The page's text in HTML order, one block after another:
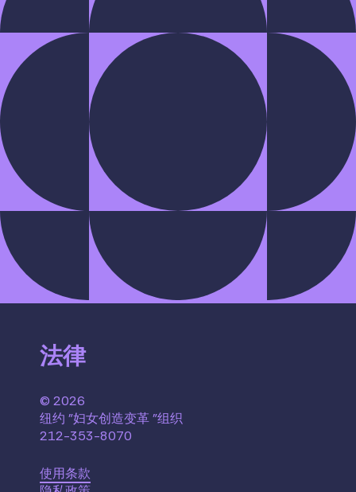
法律
© 2026
纽约 "妇女创造变革 "组织
212-353-8070
使用条款